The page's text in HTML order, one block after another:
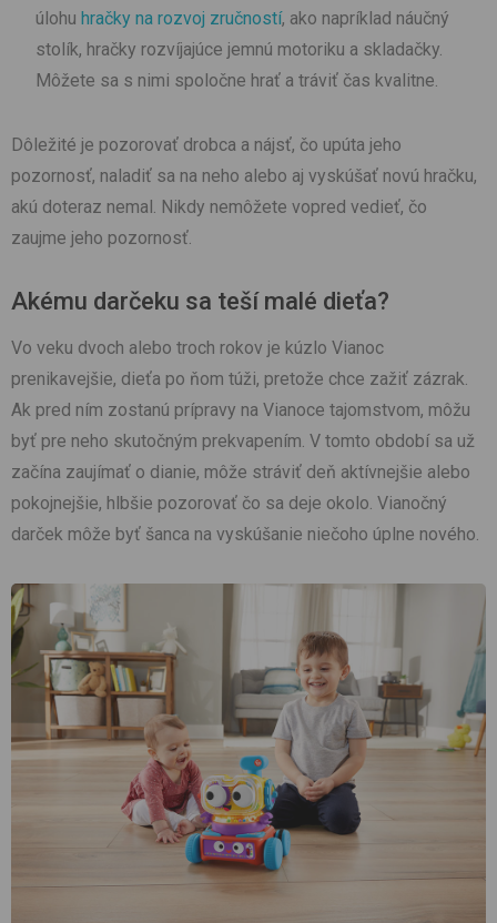
úlohu hračky na rozvoj zručností, ako napríklad náučný
stolík, hračky rozvíjajúce jemnú motoriku a skladačky.
Môžete sa s nimi spoločne hrať a tráviť čas kvalitne.
Dôležité je pozorovať drobca a nájsť, čo upúta jeho
pozornosť, naladiť sa na neho alebo aj vyskúšať novú hračku,
akú doteraz nemal. Nikdy nemôžete vopred vedieť, čo
zaujme jeho pozornosť.
Akému darčeku sa teší malé dieťa?
Vo veku dvoch alebo troch rokov je kúzlo Vianoc
prenikavejšie, dieťa po ňom túži, pretože chce zažiť zázrak.
Ak pred ním zostanú prípravy na Vianoce tajomstvom, môžu
byť pre neho skutočným prekvapením. V tomto období sa už
začína zaujímať o dianie, môže stráviť deň aktívnejšie alebo
pokojnejšie, hlbšie pozorovať čo sa deje okolo. Vianočný
darček môže byť šanca na vyskúšanie niečoho úplne nového.